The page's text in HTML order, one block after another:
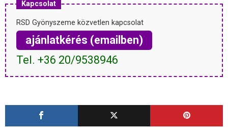
Kapcsolat
RSD Gyönyszeme közvetlen kapcsolat
ajánlatkérés (emailben)
Tel. +36 20/9538946